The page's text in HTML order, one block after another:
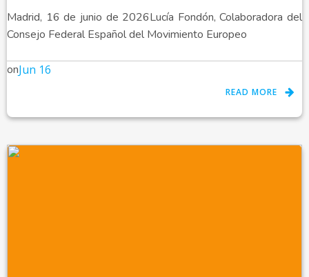
Madrid, 16 de junio de 2026Lucía Fondón, Colaboradora del
Consejo Federal Español del Movimiento Europeo
onJun 16
READ MORE